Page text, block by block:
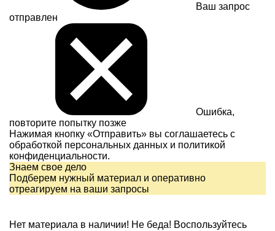
Ваш запрос
отправлен
Ошибка,
повторите попытку позже
Нажимая кнопку «Отправить» вы соглашаетесь с
обработкой персональных данных и политикой
конфиденциальности.
Знаем свое дело
Подберем нужный материал и оперативно
отреагируем на ваши запросы
Нет материала в наличии! Не беда! Воспользуйтесь